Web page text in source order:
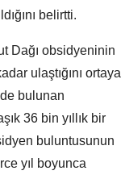
belirtti.
Dağı obsidyeninin
ulaştığını ortaya
bulunan
36 bin yıllık bir
buluntusunun
yıl boyunca